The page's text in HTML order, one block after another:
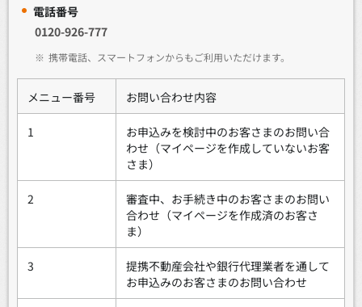
電話番号
0120-926-777
※ 携帯電話、スマートフォンからもご利用いただけます。
メニュー番号 お問い合わせ内容
1
お申込みを検討中のお客さまのお問い合
わせ（マイページを作成していないお客
さま）
2
審査中、お手続き中のお客さまのお問い
合わせ（マイページを作成済のお客さ
ま）
3
提携不動産会社や銀行代理業者を通して
お申込みのお客さまのお問い合わせ